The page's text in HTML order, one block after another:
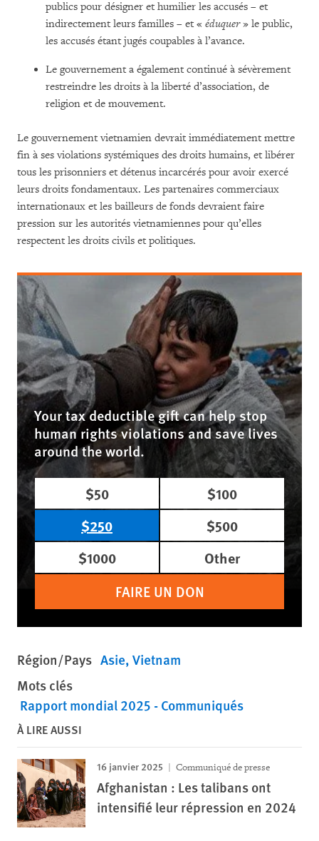
publics pour désigner et humilier les accusés – et
indirectement leurs familles – et « éduquer» le public,
les accusés étant jugés coupables à l’avance.
Le gouvernement a également continué à sévèrement
restreindre les droits à la liberté d’association, de
religion et de mouvement.
Le gouvernement vietnamien devrait immédiatement mettre
fin à ses violations systémiques des droits humains, et libérer
tous les prisonniers et détenus incarcérés pour avoir exercé
leurs droits fondamentaux. Les partenaires commerciaux
internationaux et les bailleurs de fonds devraient faire
pression sur les autorités vietnamiennes pour qu’elles
respectent les droits civils et politiques.
Your tax deductible gift can help stop
human rights violations and save lives
around the world.
$50
$100
$250
$500
$1000
Other
FAIRE UN DON
Région/Pays Asie Vietnam
Mots clés
Rapport mondial 2025 - Communiqués
À LIRE AUSSI
16 janvier 2025 Communiqué de presse
Afghanistan : Les talibans ont
intensifié leur répression en 2024